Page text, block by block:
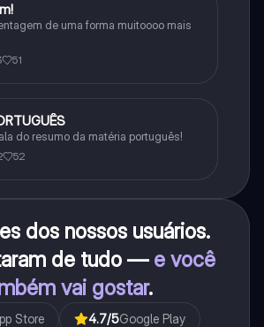
de uma forma muitoooo mais
51
do resumo da matéria português!
52
dos nossos usuários.
de tudo — e você
vai gostar.
Store 4.7/5Google Play